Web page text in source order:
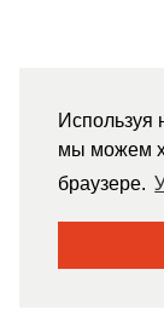
Используя
мы можем
браузере.